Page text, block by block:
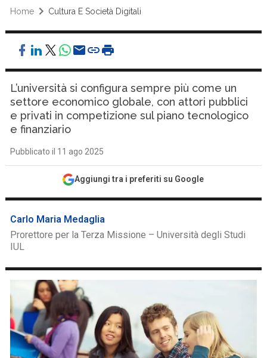
Home Cultura E Società Digitali
L’università si configura sempre più come un
settore economico globale, con attori pubblici
e privati in competizione sul piano tecnologico
e finanziario
Pubblicato il 11 ago 2025
Aggiungi tra i preferiti su Google
Carlo Maria Medaglia
Prorettore per la Terza Missione – Università degli Studi
IUL